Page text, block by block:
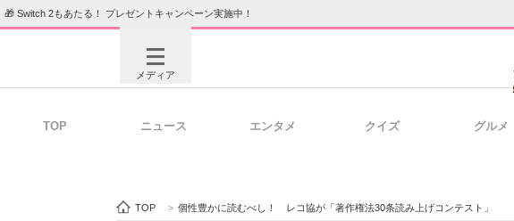
🎁 Switch 2もあたる！ プレゼントキャンペーン実施中！
メディア
TOP ニュース エンタメ クイズ グルメ
TOP > 個性豊かに読むべし！ レコ協が「著作権法30条読み上げコンテスト」